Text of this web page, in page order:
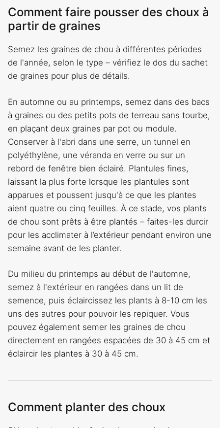
Comment faire pousser des choux à
partir de graines
Semez les graines de chou à différentes périodes
de l'année, selon le type – vérifiez le dos du sachet
de graines pour plus de détails.
En automne ou au printemps, semez dans des bacs
à graines ou des petits pots de terreau sans tourbe,
en plaçant deux graines par pot ou module.
Conserver à l'abri dans une serre, un tunnel en
polyéthylène, une véranda en verre ou sur un
rebord de fenêtre bien éclairé. Plantules fines,
laissant la plus forte lorsque les plantules sont
apparues et poussent jusqu'à ce que les plantes
aient quatre ou cinq feuilles. À ce stade, vos plants
de chou sont prêts à être plantés – faites-les durcir
pour les acclimater à l’extérieur pendant environ une
semaine avant de les planter.
Du milieu du printemps au début de l'automne,
semez à l'extérieur en rangées dans un lit de
semence, puis éclaircissez les plants à 8-10 cm les
uns des autres pour pouvoir les repiquer. Vous
pouvez également semer les graines de chou
directement en rangées espacées de 30 à 45 cm et
éclaircir les plantes à 30 à 45 cm.
Comment planter des choux